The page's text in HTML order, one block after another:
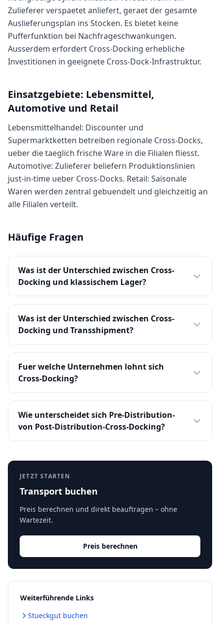
Zulieferer verspaetet anliefert, geraet der gesamte
Auslieferungsplan ins Stocken. Es bietet keine
Pufferfunktion bei Nachfrageschwankungen.
Ausserdem erfordert Cross-Docking erhebliche
Investitionen in geeignete Cross-Dock-Infrastruktur.
Einsatzgebiete: Lebensmittel,
Automotive und Retail
Lebensmittelhandel: Discounter und
Supermarktketten betreiben regionale Cross-Docks,
ueber die taeglich frische Ware in die Filialen fliesst.
Automotive: Zulieferer beliefern Produktionslinien
just-in-time ueber Cross-Docks. Retail: Saisonale
Waren werden zentral gebuendelt und gleichzeitig an
alle Filialen verteilt.
Häufige Fragen
Was ist der Unterschied zwischen Cross-
Docking und klassischem Lager?
Was ist der Unterschied zwischen Cross-
Docking und Transshipment?
Fuer welche Unternehmen lohnt sich
Cross-Docking?
Wie unterscheidet sich Pre-Distribution-
von Post-Distribution-Cross-Docking?
JETZT STARTEN
Transport buchen
Preis berechnen und direkt beauftragen – ohne
Wartezeit.
Preis berechnen
Weiterführende Links
Stueckgut buchen